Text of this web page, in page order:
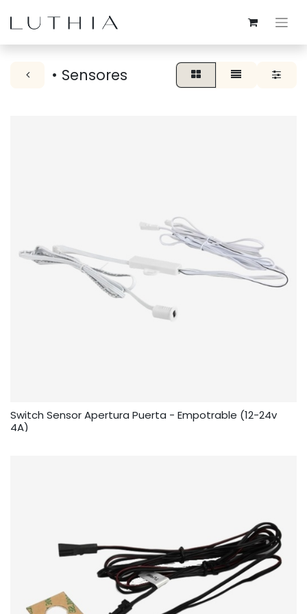
• Sensores
Switch Sensor Apertura Puerta - Empotrable (12-24v
4A)